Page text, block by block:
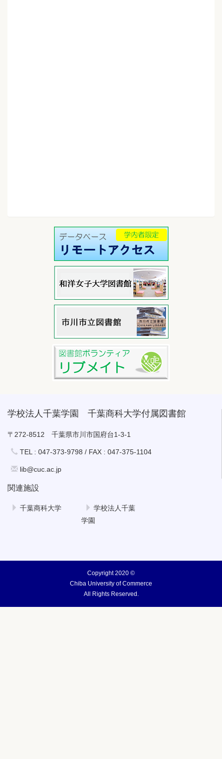
学校法人千葉学園 千葉商科大学付属図書館
〒272-8512 千葉県市川市国府台1-3-1
TEL : 047-373-9798 / FAX : 047-375-1104
lib@cuc.ac.jp
関連施設
千葉商科大学
学校法人千葉
学園
Copyright 2020 ©
Chiba University of Commerce
All Rights Reserved.